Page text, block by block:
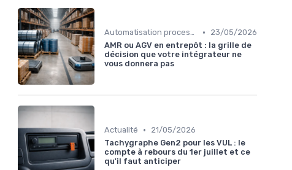
Automatisation processus •
23/05/2026
AMR ou AGV en entrepôt : la grille de
décision que votre intégrateur ne
vous donnera pas
Actualité •
21/05/2026
Tachygraphe Gen2 pour les VUL : le
compte à rebours du 1er juillet et ce
qu'il faut anticiper